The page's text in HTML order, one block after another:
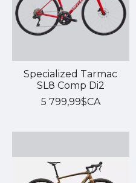
Specialized Tarmac
SL8 Comp Di2
5 799,99$CA